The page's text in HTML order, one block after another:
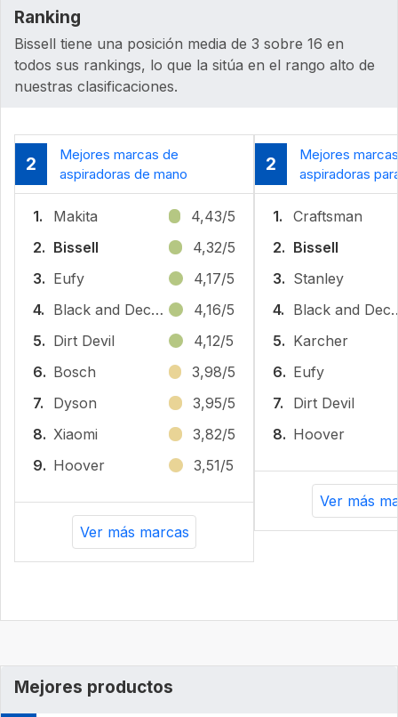
Ranking
Bissell tiene una posición media de 3 sobre 16 en
todos sus rankings, lo que la sitúa en el rango alto de
nuestras clasificaciones.
2
Mejores marcas de
aspiradoras de mano
1. Makita
4,43/5
2. Bissell
4,32/5
3. Eufy
4,17/5
4.
Black and Decker
4,16/5
5. Dirt Devil
4,12/5
6. Bosch
3,98/5
7.
Dyson
3,95/5
8. Xiaomi
3,82/5
9. Hoover 3,51/5
Ver más marcas
2
Mejores
aspiradoras
1.
Craftsman
2. Bissell
3. Stanley
4.
5. Karcher
6. Eufy
7.
Dirt Devil
8. Hoover
Ver más
Mejores productos